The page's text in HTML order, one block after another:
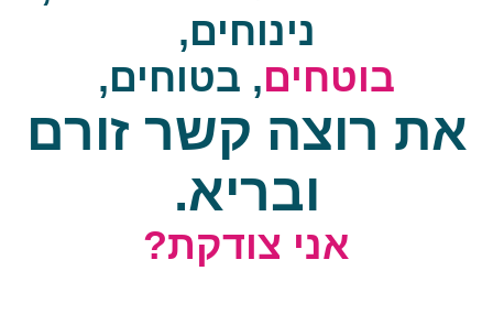
נינוחים,
בוטחים, בטוחים,
את רוצה קשר זורם
ובריא.
אני צודקת?